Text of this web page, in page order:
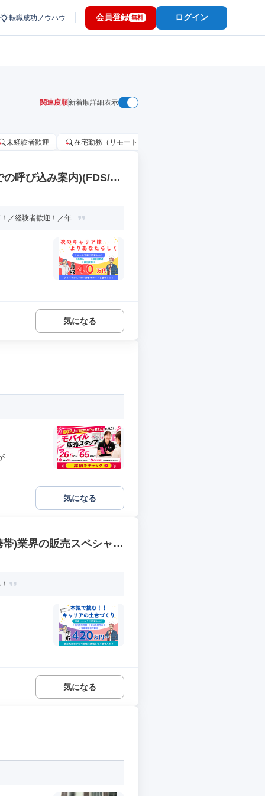
転職成功ノウハウ 会員登録 無料 ログイン
関連度順新着順詳細表示
未経験者歓迎 在宅勤務（リモートワーク）OK
呼び込み案内)(FDS/PP
／経験者歓迎！／年...
気になる
気になる
)業界の販売スペシャリ
気になる